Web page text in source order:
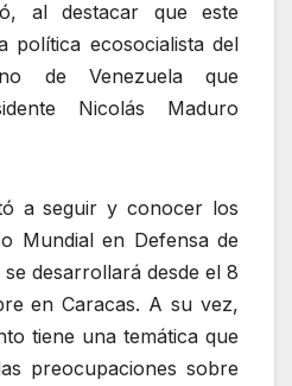
al destacar que este
política ecosocialista del
de Venezuela que
Nicolás Maduro
a seguir y conocer los
Mundial en Defensa de
desarrollará desde el 8
en Caracas. A su vez,
tiene una temática que
preocupaciones sobre